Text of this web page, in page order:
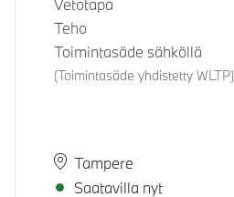
Vetotapa
Teho
Toimintasäde sähköllä
(Toimintasäde yhdistetty WLTP)
Paikkakunta
Tampere
Toimitusaika
Saatavilla nyt